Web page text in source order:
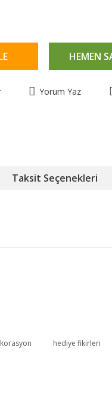
HEMEN
Yorum Yaz
Taksit Seçenekleri
hediye fikirleri